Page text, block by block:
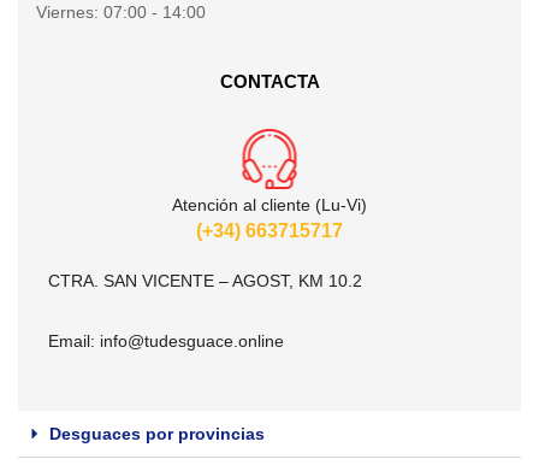
Viernes: 07:00 - 14:00
CONTACTA
Atención al cliente (Lu-Vi)
(+34) 663715717
CTRA. SAN VICENTE – AGOST, KM 10.2
Email: info@tudesguace.online
Desguaces por provincias